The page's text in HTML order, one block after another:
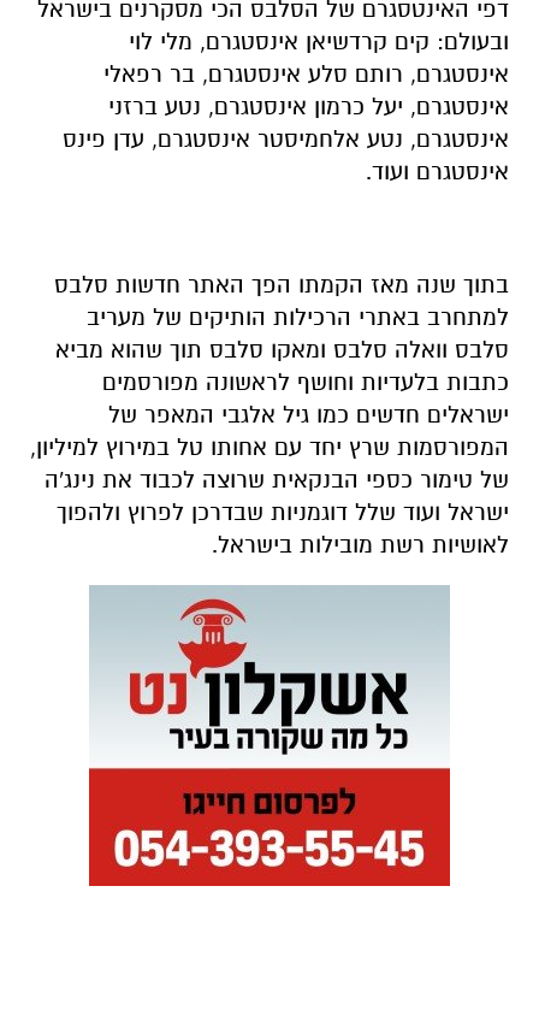
דפי האינטסגרם של הסלבס הכי מסקרנים בישראל
ובעולם: קים קרדשיאן אינסטגרם, מלי לוי
אינסטגרם, רותם סלע אינסטגרם, בר רפאלי
אינסטגרם, יעל כרמון אינסטגרם, נטע ברזני
אינסטגרם, נטע אלחמיסטר אינסטגרם, עדן פינס
אינסטגרם ועוד.
בתוך שנה מאז הקמתו הפך האתר חדשות סלבס
למתחרב באתרי הרכילות הותיקים של מעריב
סלבס וואלה סלבס ומאקו סלבס תוך שהוא מביא
כתבות בלעדיות וחושף לראשונה מפורסמים
ישראלים חדשים כמו גיל אלגבי המאפר של
המפורסמות שרץ יחד עם אחותו טל במירוץ למיליון,
של טימור כספי הבנקאית שרוצה לכבוד את נינג'ה
ישראל ועוד שלל דוגמניות שבדרכן לפרוץ ולהפוך
לאושיות רשת מובילות בישראל.